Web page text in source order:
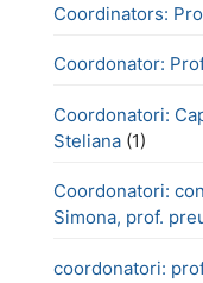
Coordinators:
Coordonator:
Coordonatori:
Steliana (1)
Coordonatori:
Simona, prof.
coordonatori: